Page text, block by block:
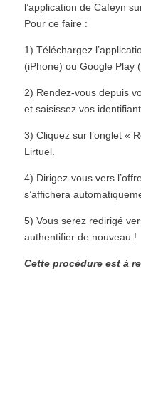
l’application de Cafeyn
Pour ce faire :
1) Téléchargez
(iPhone) ou Google Play
2) Rendez-vous depuis
et saisissez vos
3) Cliquez sur l’onglet «
Lirtuel.
4) Dirigez-vous vers
s’affichera
5) Vous serez redirigé
authentifier de nouveau !
Cette procédure est à